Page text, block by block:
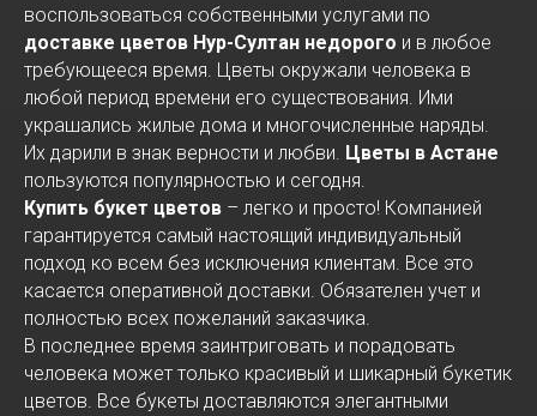
воспользоваться собственными услугами по
доставке цветов Нур-Султан недорого и в любое
требующееся время. Цветы окружали человека в
любой период времени его существования. Ими
украшались жилые дома и многочисленные наряды.
Их дарили в знак верности и любви. Цветы в Астане
пользуются популярностью и сегодня.
Купить букет цветов – легко и просто! Компанией
гарантируется самый настоящий индивидуальный
подход ко всем без исключения клиентам. Все это
касается оперативной доставки. Обязателен учет и
полностью всех пожеланий заказчика.
В последнее время заинтриговать и порадовать
человека может только красивый и шикарный букетик
цветов. Все букеты доставляются элегантными